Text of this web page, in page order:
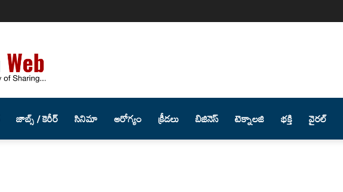
జాబ్స్ / కెరీర్ సినిమా ఆరోగ్యం క్రీడలు బిజినెస్ టెక్నాలజి భక్తి వైరల్